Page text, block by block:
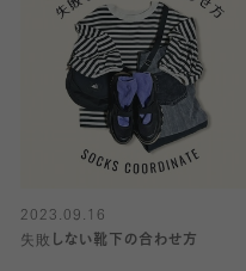
2023.09.16
失敗しない靴下の合わせ方